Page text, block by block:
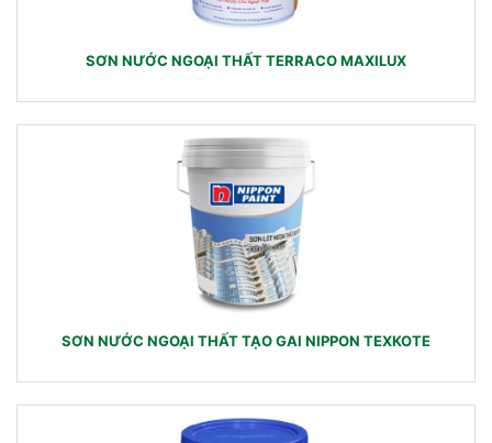
SƠN NƯỚC NGOẠI THẤT TERRACO MAXILUX
SƠN NƯỚC NGOẠI THẤT TẠO GAI NIPPON TEXKOTE